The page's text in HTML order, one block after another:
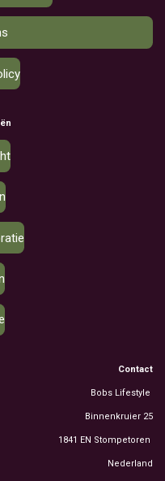
Contact
Bobs Lifestyle
Binnenkruier 25
1841 EN Stompetoren
Nederland